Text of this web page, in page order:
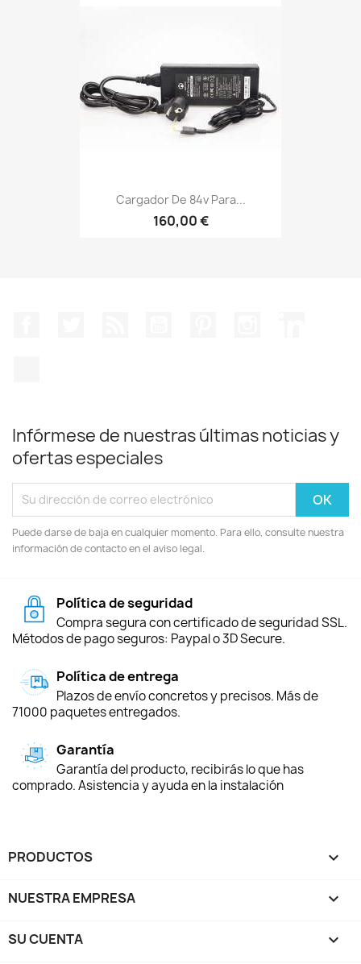
Cargador De 84v Para...
160,00 €
Infórmese de nuestras últimas noticias y
ofertas especiales
Puede darse de baja en cualquier momento. Para ello, consulte nuestra
información de contacto en el aviso legal.
Política de seguridad
Compra segura con certificado de seguridad SSL.
Métodos de pago seguros: Paypal o 3D Secure.
Política de entrega
Plazos de envío concretos y precisos. Más de
71000 paquetes entregados.
Garantía
Garantía del producto, recibirás lo que has
comprado. Asistencia y ayuda en la instalación
PRODUCTOS 
NUESTRA EMPRESA 
SU CUENTA 